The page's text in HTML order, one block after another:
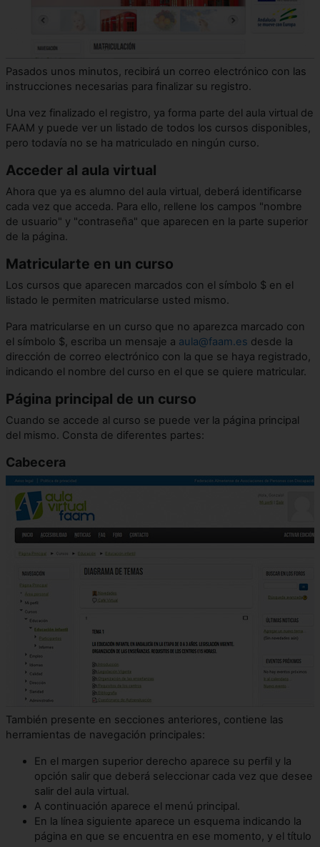
Pasados unos minutos, recibirá un correo electrónico con las
instrucciones necesarias para finalizar su registro.
Una vez finalizado el registro, ya forma parte del aula virtual de
FAAM y puede ver un listado de todos los cursos disponibles,
pero todavía no se ha matriculado en ningún curso.
Acceder al aula virtual
Ahora que ya es alumno del aula virtual, deberá identificarse
cada vez que acceda. Para ello, rellene los campos "nombre
de usuario" y "contraseña" que aparecen en la parte superior
de la página.
Matricularte en un curso
Los cursos que aparecen marcados con el símbolo $ en el
listado le permiten matricularse usted mismo.
Para matricularse en un curso que no aparezca marcado con
el símbolo $, escriba un mensaje a aula@faam.es desde la
dirección de correo electrónico con la que se haya registrado,
indicando el nombre del curso en el que se quiere matricular.
Página principal de un curso
Cuando se accede al curso se puede ver la página principal
del mismo. Consta de diferentes partes:
Cabecera
También presente en secciones anteriores, contiene las
herramientas de navegación principales:
En el margen superior derecho aparece su perfil y la
opción salir que deberá seleccionar cada vez que desee
salir del aula virtual.
A continuación aparece el menú principal.
En la línea siguiente aparece un esquema indicando la
página en que se encuentra en ese momento, y el título